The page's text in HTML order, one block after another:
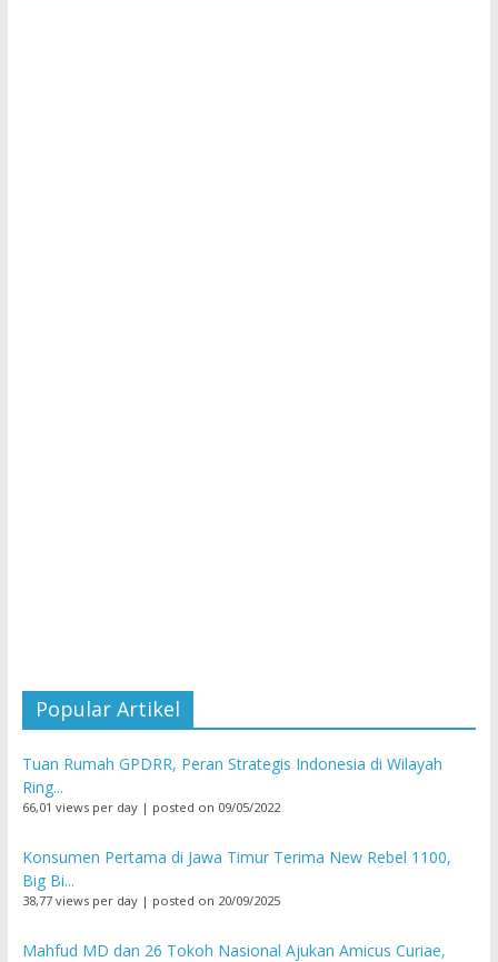
Popular Artikel
Tuan Rumah GPDRR, Peran Strategis Indonesia di Wilayah
Ring...
66,01 views per day| posted on 09/05/2022
Konsumen Pertama di Jawa Timur Terima New Rebel 1100,
Big Bi...
38,77 views per day| posted on 20/09/2025
Mahfud MD dan 26 Tokoh Nasional Ajukan Amicus Curiae,